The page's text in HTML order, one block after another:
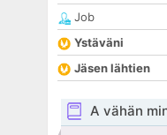
Job
Ystäväni
Jäsen lähtien
A vähän